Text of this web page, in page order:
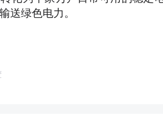
送绿色电力。